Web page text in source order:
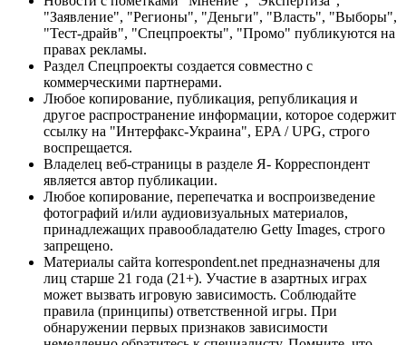
"Заявление", "Регионы", "Деньги", "Власть", "Выборы",
"Тест-драйв", "Спецпроекты", "Промо" публикуются на
правах рекламы.
Раздел Спецпроекты создается совместно с
коммерческими партнерами.
Любое копирование, публикация, републикация и
другое распространение информации, которое содержит
ссылку на "Интерфакс-Украина", EPA / UPG, строго
воспрещается.
Владелец веб-страницы в разделе Я- Корреспондент
является автор публикации.
Любое копирование, перепечатка и воспроизведение
фотографий и/или аудиовизуальных материалов,
принадлежащих правообладателю Getty Images, строго
запрещено.
Материалы сайта korrespondent.net предназначены для
лиц старше 21 года (21+). Участие в азартных играх
может вызвать игровую зависимость. Соблюдайте
правила (принципы) ответственной игры. При
обнаружении первых признаков зависимости